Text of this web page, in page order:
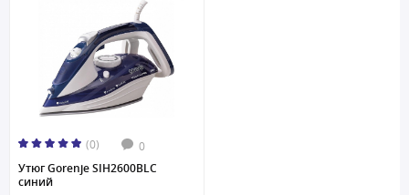
(0) 0
Утюг Gorenje SIH2600BLC
синий